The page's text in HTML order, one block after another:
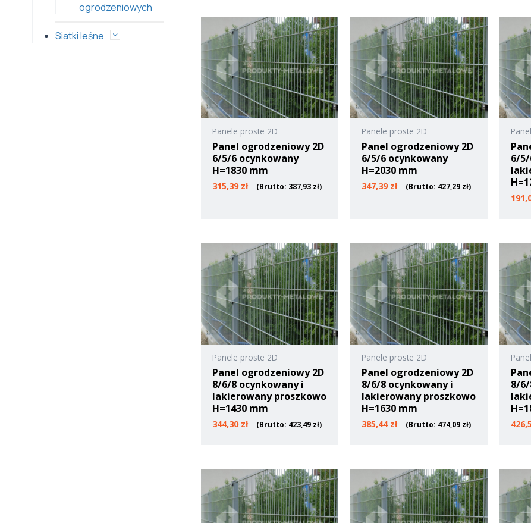
ogrodzeniowych
Siatki leśne
Panele proste 2D
Panel ogrodzeniowy 2D
6/5/6 ocynkowany
H=1830 mm
315,39 zł (Brutto: 387,93 zł)
Panele proste 2D
Panel ogrodzeniowy 2D
6/5/6 ocynkowany
H=2030 mm
347,39 zł (Brutto: 427,29 zł)
6/
Panele proste 2D
Panel ogrodzeniowy 2D
8/6/8 ocynkowany i
lakierowany proszkowo
H=1430 mm
344,30 zł (Brutto: 423,49 zł)
Panele proste 2D
Panel ogrodzeniowy 2D
8/6/8 ocynkowany i
lakierowany proszkowo
H=1630 mm
385,44 zł (Brutto: 474,09 zł)
8/